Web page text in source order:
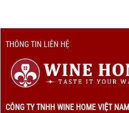
THÔNG TIN LIÊN HỆ
CÔNG TY TNHH WINE HOME VIỆT NAM